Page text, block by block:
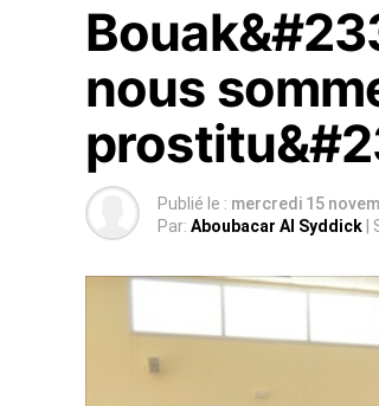
nous
Publié le : mercredi 15
Par: Aboubacar Al Syddick